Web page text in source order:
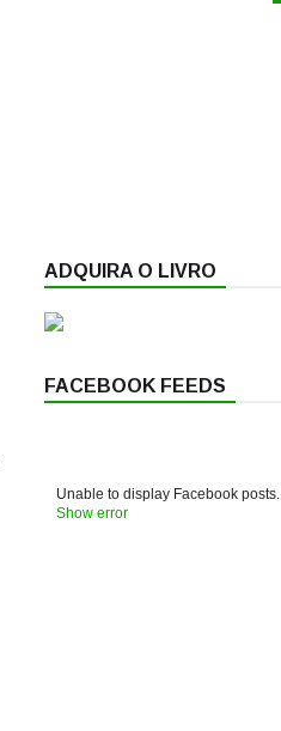
ADQUIRA O LIVRO
FACEBOOK FEEDS
Unable to display Facebook posts.
Show error